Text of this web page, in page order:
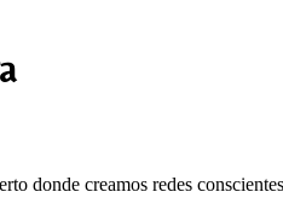
donde creamos redes conscientes